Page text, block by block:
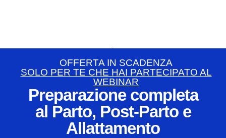
OFFERTA IN SCADENZA
SOLO PER TE CHE HAI PARTECIPATO AL
WEBINAR
Preparazione completa
al Parto, Post-Parto e
Allattamento